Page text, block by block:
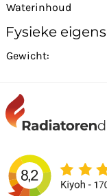
Waterinhoud
Fysieke
Gewicht: